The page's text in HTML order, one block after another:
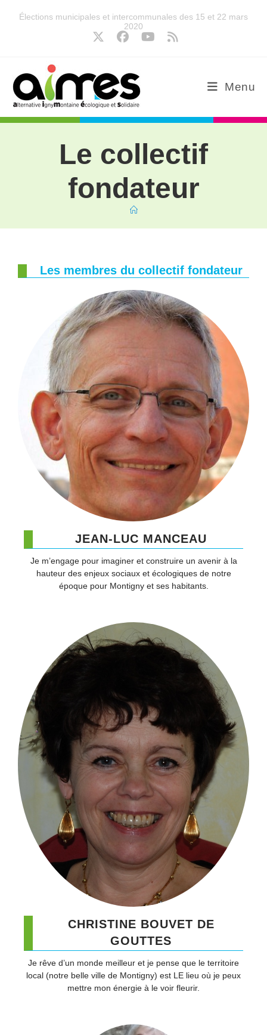
Élections municipales et intercommunales des 15 et 22 mars
2020
Menu
Le collectif
fondateur
Les membres du collectif fondateur
JEAN-LUC MANCEAU​
Je m’engage pour imaginer et construire un avenir à la
hauteur des enjeux sociaux et écologiques de notre
époque pour Montigny et ses habitants.​
CHRISTINE BOUVET DE
GOUTTES​
Je rêve d’un monde meilleur et je pense que le territoire
local (notre belle ville de Montigny) est LE lieu où je peux
mettre mon énergie à le voir fleurir.​